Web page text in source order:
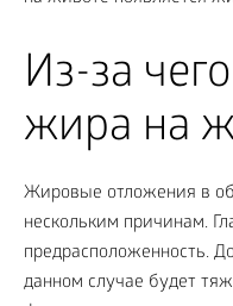
Из-за
жира на
Жировые отложения в
нескольким причинам.
предрасположенность.
данном случае будет